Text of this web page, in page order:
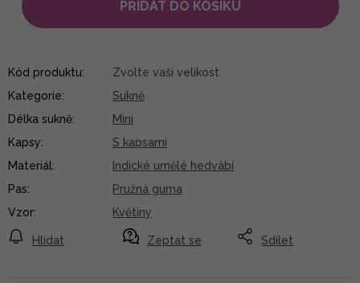
PŘIDAT DO KOŠÍKU
Zeptat se
Hlídat Sdílet
Kód produktu:
Zvolte vaši velikost
Kategorie:
Sukně
Délka sukně:
Mini
Kapsy:
S kapsami
Materiál:
Indické umělé hedvábí
Pas:
Pružná guma
Vzor: Květiny